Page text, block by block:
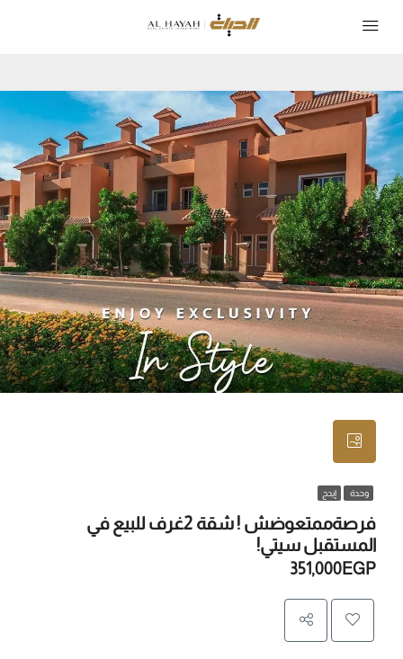
وحدة إيدج
فرصةممتعوضش ! شقة 2غرف للبيع في
المستقبل سيتي!
351,000EGP